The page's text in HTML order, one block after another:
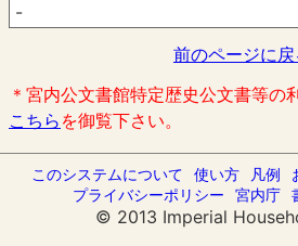
-
前のページに戻
＊宮内公文書館特定歴史公文書等の
こちら を御覧下さい。
このシステムについて 使い方 凡例
プライバシーポリシー
宮内庁
© 2013 Imperial